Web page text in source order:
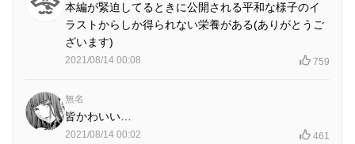
本編が緊迫してるときに公開される平和な様子のイ
ラストからしか得られない栄養がある(ありがとうご
ざいます)
2021/08/14 00:08 759
無名
皆かわいい…
2021/08/14 00:02 461